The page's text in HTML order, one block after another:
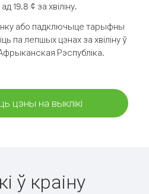
19.8 ¢ за хвіліну.
або падключыце тарыфны
па лепшых цэнах за хвіліну ў
Рэспубліка.
цэны на выклікі
ў краіну